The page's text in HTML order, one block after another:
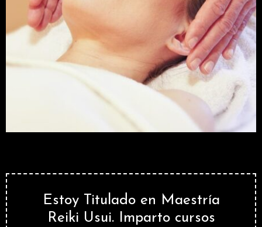
Estoy Titulado en Maestría
Reiki Usui. Imparto cursos